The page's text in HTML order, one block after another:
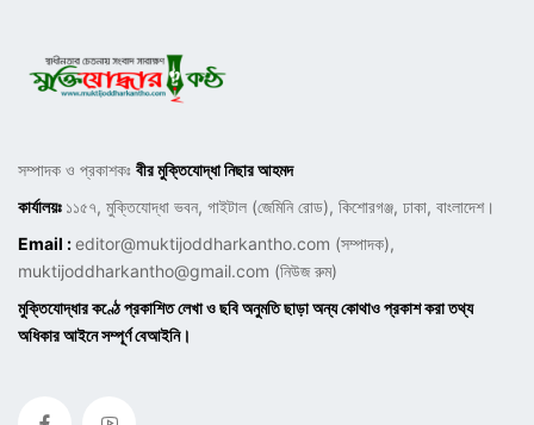
সম্পাদক ও প্রকাশকঃ বীর মুক্তিযোদ্ধা নিছার আহমদ
কার্যালয়ঃ ১১৫৭, মুক্তিযোদ্ধা ভবন, গাইটাল (জেমিনি রোড), কিশোরগঞ্জ, ঢাকা, বাংলাদেশ।
Email :editor@muktijoddharkantho.com (সম্পাদক),
muktijoddharkantho@gmail.com (নিউজ রুম)
মুক্তিযোদ্ধার কণ্ঠে প্রকাশিত লেখা ও ছবি অনুমতি ছাড়া অন্য কোথাও প্রকাশ করা তথ্য
অধিকার আইনে সম্পূর্ণ বেআইনি।